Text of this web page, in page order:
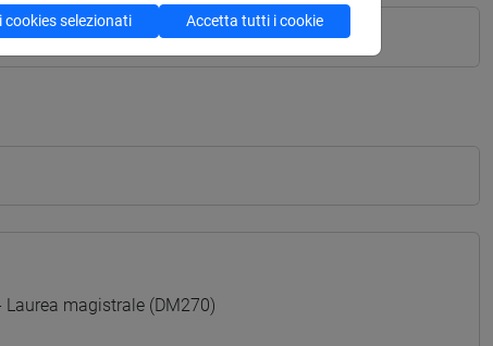
- Laurea magistrale (DM270)
cookies selezionati Accetta tutti i cookie